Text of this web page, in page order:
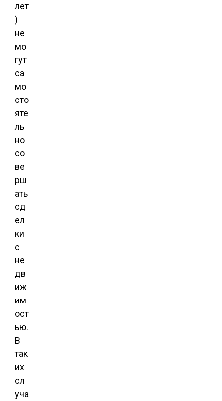
лет
)
не
мо
гут
са
мо
сто
яте
ль
но
со
ве
рш
ать
сд
ел
ки
с
не
дв
иж
им
ост
ью.
В
так
их
сл
уча